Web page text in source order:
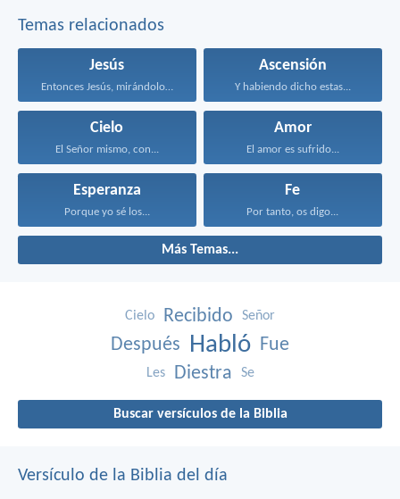
Temas relacionados
Jesús
Entonces Jesús, mirándolos, dijo...
Ascensión
Y habiendo dicho estas...
Cielo
El Señor mismo, con...
Amor
El amor es sufrido...
Esperanza
Porque yo sé los...
Fe
Por tanto, os digo...
Más Temas...
Cielo Recibido Señor
Después Habló Fue
Les Diestra Se
Buscar versículos de la Biblia
Versículo de la Biblia del día